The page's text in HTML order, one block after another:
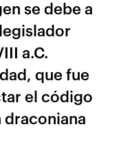
se debe a
a.C.
que fue
el código
draconiana